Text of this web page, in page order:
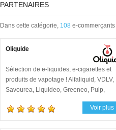
PARTENAIRES
Dans cette catégorie, 108 e-
Oliquide
Sélection de e-liquides, e-cigarettes et
produits de vapotage ! Alfaliquid, VDLV,
Savourea, Liquideo, Greeneo, Pulp,
Vuse, Voopoo, Justfog, Vaporesso...
Avantage fidélité de 5%
Voir plus